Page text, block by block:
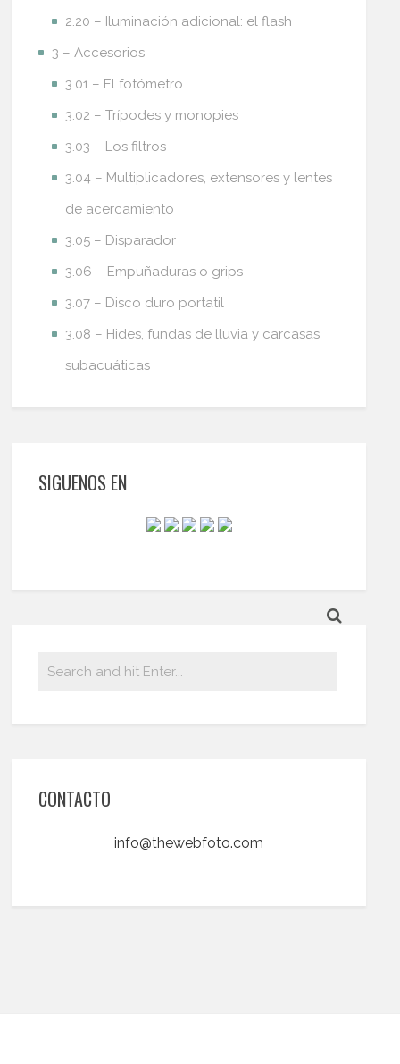
2.20 – Iluminación adicional: el flash
3 – Accesorios
3.01 – El fotómetro
3.02 – Trípodes y monopies
3.03 – Los filtros
3.04 – Multiplicadores, extensores y lentes
de acercamiento
3.05 – Disparador
3.06 – Empuñaduras o grips
3.07 – Disco duro portatil
3.08 – Hides, fundas de lluvia y carcasas
subacuáticas
SIGUENOS EN
CONTACTO
info@thewebfoto.com